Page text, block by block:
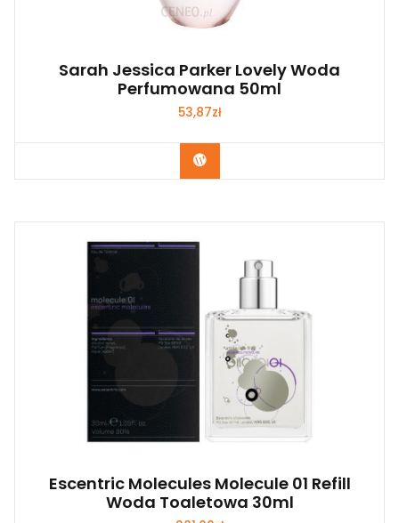
Sarah Jessica Parker Lovely Woda
Perfumowana 50ml
53,87zł
Zobacz
Escentric Molecules Molecule 01 Refill
Woda Toaletowa 30ml